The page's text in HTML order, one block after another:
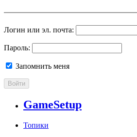
Логин или эл. почта:
Пароль:
Запомнить меня
Войти
GameSetup
Топики